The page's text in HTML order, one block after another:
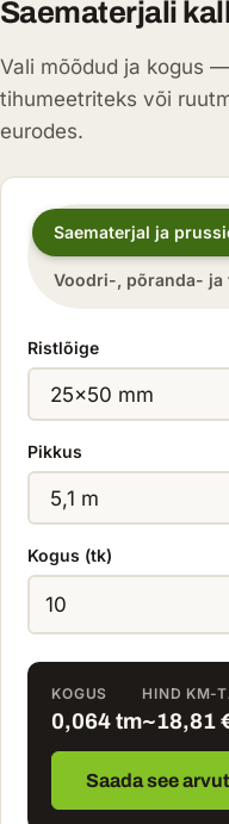
Saematerjali
Vali mõõdud ja kogus
tihumeetriteks või
eurodes.
Arvutusviis
Saematerjal ja
Voodri-, põranda- ja
Ristlõige
Pikkus
Kogus (tk)
KOGUS
0,064 tm
HIND KM-
~18,81
Saada see